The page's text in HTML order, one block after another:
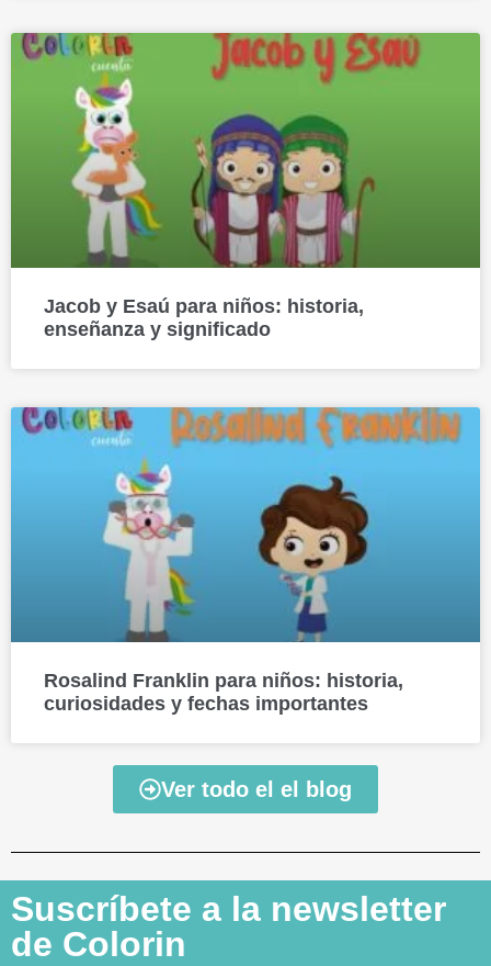
Jacob y Esaú para niños: historia,
enseñanza y significado
Rosalind Franklin para niños: historia,
curiosidades y fechas importantes
Ver todo el el blog
Suscríbete a la newsletter
de Colorin